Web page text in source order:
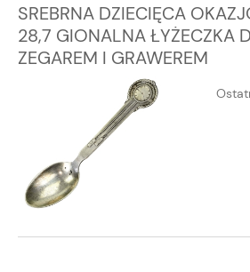
SREBRNA DZIECIĘCA
28,7 GIONALNA ŁYŻECZKA
ZEGAREM I GRAWEREM